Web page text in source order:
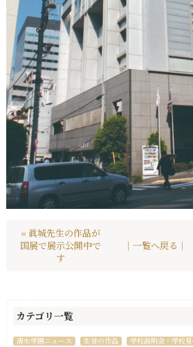
« 眞城先生の作品が
国展で展示公開中で
す
｜一覧へ戻る｜
カテゴリ一覧
清水学園ニュース 生徒の作品 学校説明会・学校